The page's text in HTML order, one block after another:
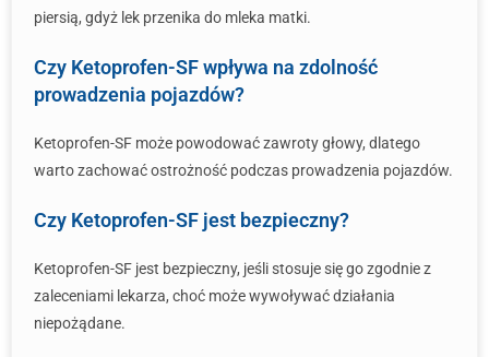
piersią, gdyż lek przenika do mleka matki.
Czy Ketoprofen-SF wpływa na zdolność
prowadzenia pojazdów?
Ketoprofen-SF może powodować zawroty głowy, dlatego
warto zachować ostrożność podczas prowadzenia pojazdów.
Czy Ketoprofen-SF jest bezpieczny?
Ketoprofen-SF jest bezpieczny, jeśli stosuje się go zgodnie z
zaleceniami lekarza, choć może wywoływać działania
niepożądane.